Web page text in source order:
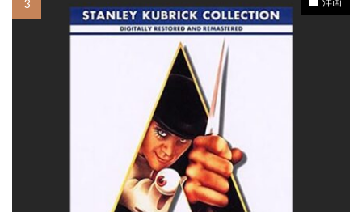
ジェニファー・ガーナー
ジェニファー・クーリッジ
ジェニファー・ティリー
ジェニファー・トッド
ジェニファー・マンレー
ジェニファー・ローレンス
ジェニー
ジェネット・カーン
ジェヒ
ジェフリー・L・キンボール